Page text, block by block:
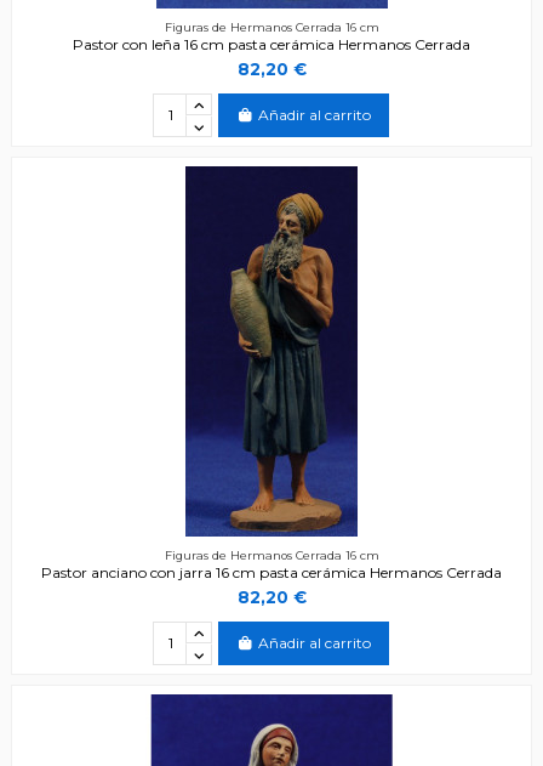
Figuras de Hermanos Cerrada 16 cm
Pastor con leña 16 cm pasta cerámica Hermanos Cerrada
82,20 €
Añadir al carrito
Figuras de Hermanos Cerrada 16 cm
Pastor anciano con jarra 16 cm pasta cerámica Hermanos Cerrada
82,20 €
Añadir al carrito